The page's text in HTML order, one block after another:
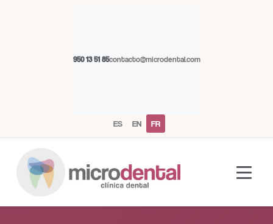
950 13 51 85contacto@microdental.com
ES EN FR
M
Aujourd'hui